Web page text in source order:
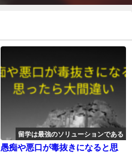
留学は最強のソリューションである
愚痴や悪口が毒抜きになると思